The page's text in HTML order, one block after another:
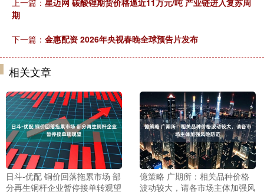
期
下一篇： 金惠配资 2026年央视春晚全球预告片发布
相关文章
日斗-优配 铜价回落拖累市场 部
分再生铜杆企业暂停接单转观望
億策略 广期所：相关品种价格
波动较大，请各市场主体加强风